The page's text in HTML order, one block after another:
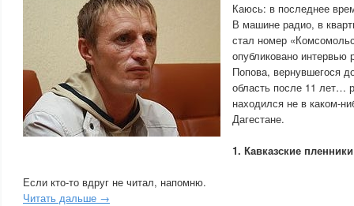
Каюсь: в последнее
В машине радио, в
стал номер
опубликовано интервью
Попова, вернувшегося
область после 11 лет…
находился не в каком-
Дагестане.
1. Кавказские
Если кто-то вдруг не читал, напомню.
Читать дальше →